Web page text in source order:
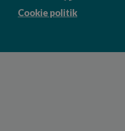
Cookie politik